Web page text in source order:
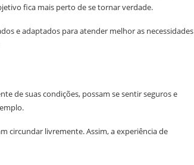
fica mais perto de se tornar verdade.
e adaptados para atender melhor as necessidades
de suas condições, possam se sentir seguros e
circundar livremente. Assim, a experiência de